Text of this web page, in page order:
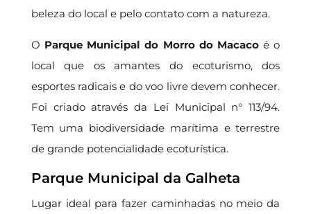
beleza do local e pelo contato com a natureza.
O Parque Municipal do Morro do Macacoé o
local que os amantes do ecoturismo, dos
esportes radicais e do voo livre devem conhecer.
Foi criado através da Lei Municipal n° 113/94.
Tem uma biodiversidade marítima e terrestre
de grande potencialidade ecoturística.
Parque Municipal da Galheta
Lugar ideal para fazer caminhadas no meio da